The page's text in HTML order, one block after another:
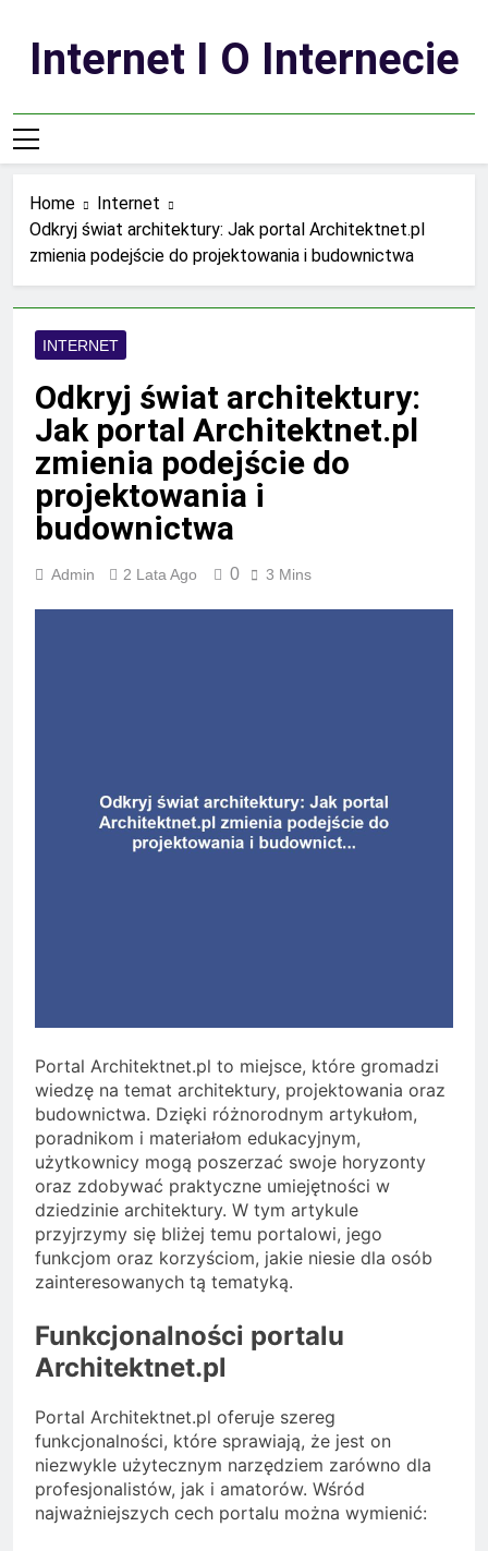
contentInternet I O Internecie
Home
Internet
Odkryj świat architektury: Jak portal Architektnet.pl
zmienia podejście do projektowania i budownictwa
INTERNET
Odkryj świat architektury:
Jak portal Architektnet.pl
zmienia podejście do
projektowania i
budownictwa
Admin 2 Lata Ago 0 3 Mins
Portal Architektnet.pl to miejsce, które gromadzi
wiedzę na temat architektury, projektowania oraz
budownictwa. Dzięki różnorodnym artykułom,
poradnikom i materiałom edukacyjnym,
użytkownicy mogą poszerzać swoje horyzonty
oraz zdobywać praktyczne umiejętności w
dziedzinie architektury. W tym artykule
przyjrzymy się bliżej temu portalowi, jego
funkcjom oraz korzyściom, jakie niesie dla osób
zainteresowanych tą tematyką.
Funkcjonalności portalu
Architektnet.pl
Portal Architektnet.pl oferuje szereg
funkcjonalności, które sprawiają, że jest on
niezwykle użytecznym narzędziem zarówno dla
profesjonalistów, jak i amatorów. Wśród
najważniejszych cech portalu można wymienić: